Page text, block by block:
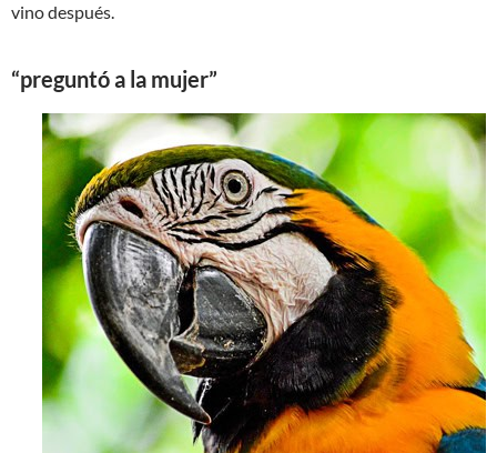
vino después.
“preguntó a la mujer”